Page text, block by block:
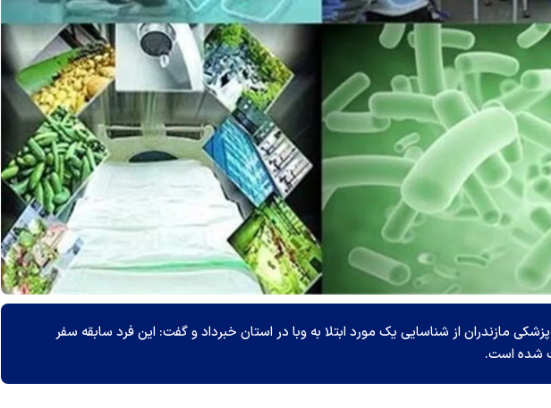
مازندران از شناسایی یک مورد ابتلا به وبا در استان خبرداد و گفت: این فرد سابقه سفر
شده است.